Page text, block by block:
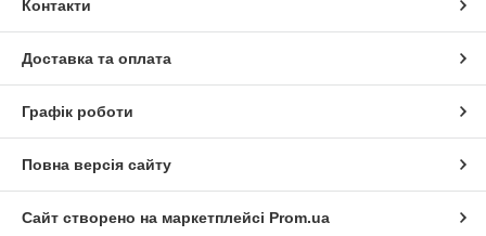
Контакти
Доставка та оплата
Графік роботи
Повна версія сайту
Сайт створено на маркетплейсі Prom.ua